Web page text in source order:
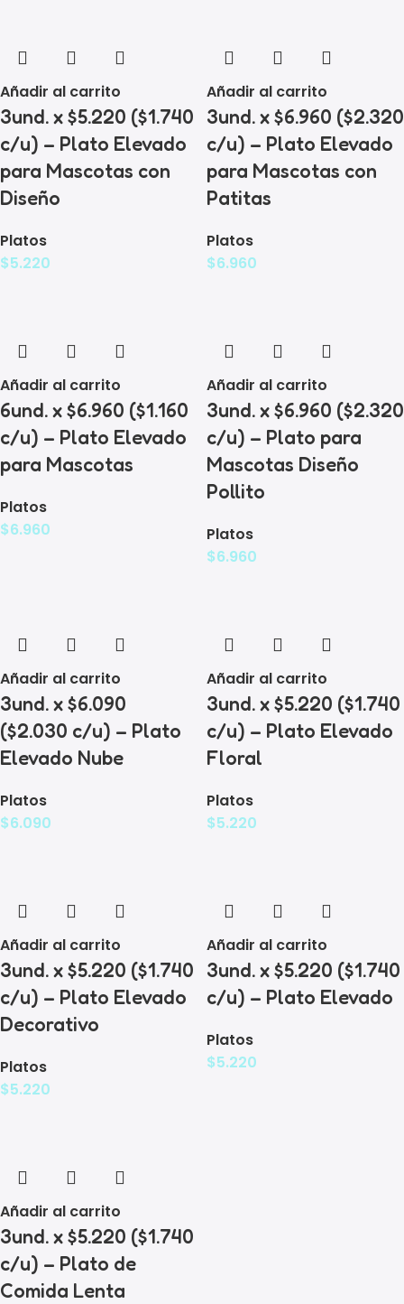
Añadir al carrito
3und. x $5.220 ($1.740
c/u) – Plato Elevado
para Mascotas con
Diseño
Platos
$5.220
Añadir al carrito
3und. x $6.960 ($2.320
c/u) – Plato Elevado
para Mascotas con
Patitas
Platos
$6.960
Añadir al carrito
6und. x $6.960 ($1.160
c/u) – Plato Elevado
para Mascotas
Platos
$6.960
Añadir al carrito
3und. x $6.960 ($2.320
c/u) – Plato para
Mascotas Diseño
Pollito
Platos
$6.960
Añadir al carrito
3und. x $6.090
($2.030 c/u) – Plato
Elevado Nube
Platos
$6.090
Añadir al carrito
3und. x $5.220 ($1.740
c/u) – Plato Elevado
Floral
Platos
$5.220
Añadir al carrito
3und. x $5.220 ($1.740
c/u) – Plato Elevado
Decorativo
Platos
$5.220
Añadir al carrito
3und. x $5.220 ($1.740
c/u) – Plato Elevado
Platos
$5.220
Añadir al carrito
3und. x $5.220 ($1.740
c/u) – Plato de
Comida Lenta